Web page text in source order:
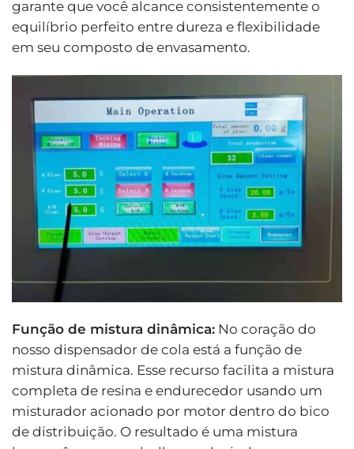
garante que você alcance consistentemente o
equilíbrio perfeito entre dureza e flexibilidade
em seu composto de envasamento.
Função de mistura dinâmica: No coração do
nosso dispensador de cola está a função de
mistura dinâmica. Esse recurso facilita a mistura
completa de resina e endurecedor usando um
misturador acionado por motor dentro do bico
de distribuição. O resultado é uma mistura